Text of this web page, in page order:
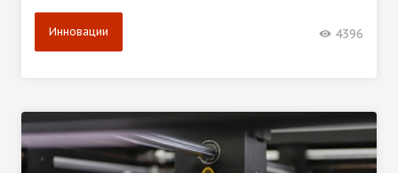
Инновации 4396